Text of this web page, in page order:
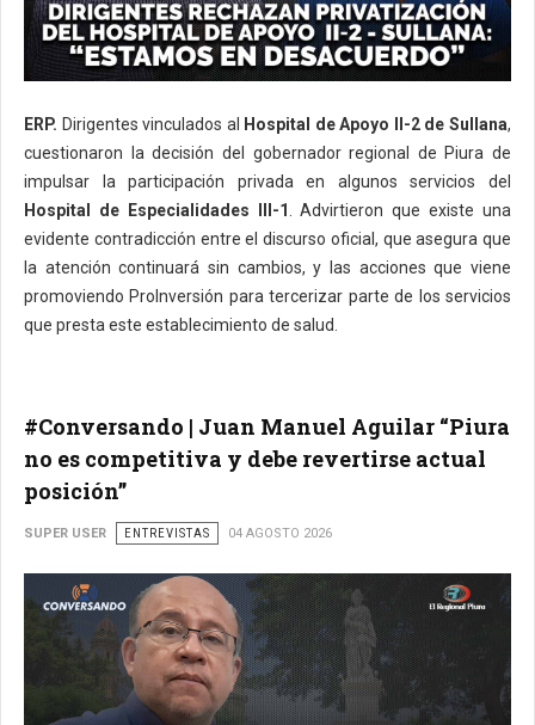
ERP. Dirigentes vinculados al Hospital de Apoyo II-2 de Sullana,
cuestionaron la decisión del gobernador regional de Piura de
impulsar la participación privada en algunos servicios del
Hospital de Especialidades III-1 . Advirtieron que existe una
evidente contradicción entre el discurso oficial, que asegura que
la atención continuará sin cambios, y las acciones que viene
promoviendo ProInversión para tercerizar parte de los servicios
que presta este establecimiento de salud.
#Conversando | Juan Manuel Aguilar “Piura
no es competitiva y debe revertirse actual
posición”
SUPER USER ENTREVISTAS 04 AGOSTO 2026